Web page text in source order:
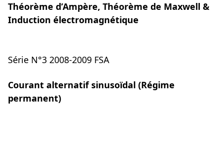
Théorème d’Ampère, Théorème de Maxwell &
Induction électromagnétique
Série N°3 2008-2009 FSA
Courant alternatif sinusoïdal (Régime
permanent)